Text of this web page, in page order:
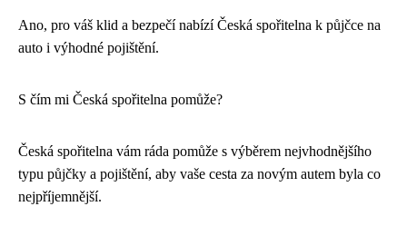
Ano, pro váš klid a bezpečí nabízí Česká spořitelna k půjčce na
auto i výhodné pojištění.
S čím mi Česká spořitelna pomůže?
Česká spořitelna vám ráda pomůže s výběrem nejvhodnějšího
typu půjčky a pojištění, aby vaše cesta za novým autem byla co
nejpříjemnější.